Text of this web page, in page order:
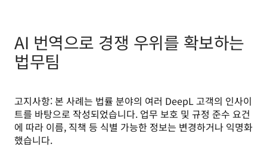
AI 번역으로 경쟁 우위를 확보하는
법무팀
고지사항: 본 사례는 법률 분야의 여러 DeepL 고객의 인사이
트를 바탕으로 작성되었습니다. 업무 보호 및 규정 준수 요건
에 따라 이름, 직책 등 식별 가능한 정보는 변경하거나 익명화
했습니다.